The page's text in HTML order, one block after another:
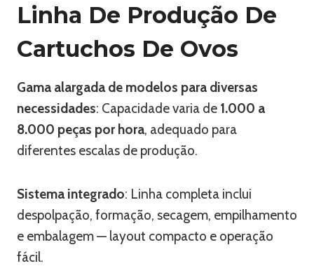
Linha De Produção De
Cartuchos De Ovos
Gama alargada de modelos para diversas
necessidades: Capacidade varia de 1.000 a
8.000 peças por hora, adequado para
diferentes escalas de produção.
Sistema integrado: Linha completa inclui
despolpação, formação, secagem, empilhamento
e embalagem — layout compacto e operação
fácil.